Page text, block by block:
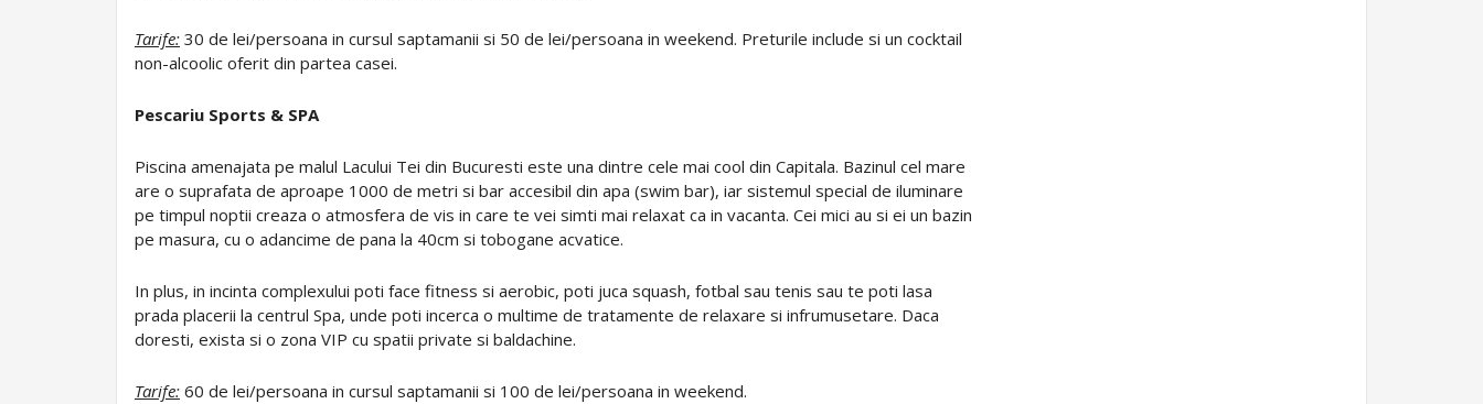
Tarife: 30 de lei/persoana in cursul saptamanii si 50 de lei/persoana in weekend. Preturile include si un cocktail
non-alcoolic oferit din partea casei.
Pescariu Sports & SPA
Piscina amenajata pe malul Lacului Tei din Bucuresti este una dintre cele mai cool din Capitala. Bazinul cel mare
are o suprafata de aproape 1000 de metri si bar accesibil din apa (swim bar), iar sistemul special de iluminare
pe timpul noptii creaza o atmosfera de vis in care te vei simti mai relaxat ca in vacanta. Cei mici au si ei un bazin
pe masura, cu o adancime de pana la 40cm si tobogane acvatice.
In plus, in incinta complexului poti face fitness si aerobic, poti juca squash, fotbal sau tenis sau te poti lasa
prada placerii la centrul Spa, unde poti incerca o multime de tratamente de relaxare si infrumusetare. Daca
doresti, exista si o zona VIP cu spatii private si baldachine.
Tarife: 60 de lei/persoana in cursul saptamanii si 100 de lei/persoana in weekend.